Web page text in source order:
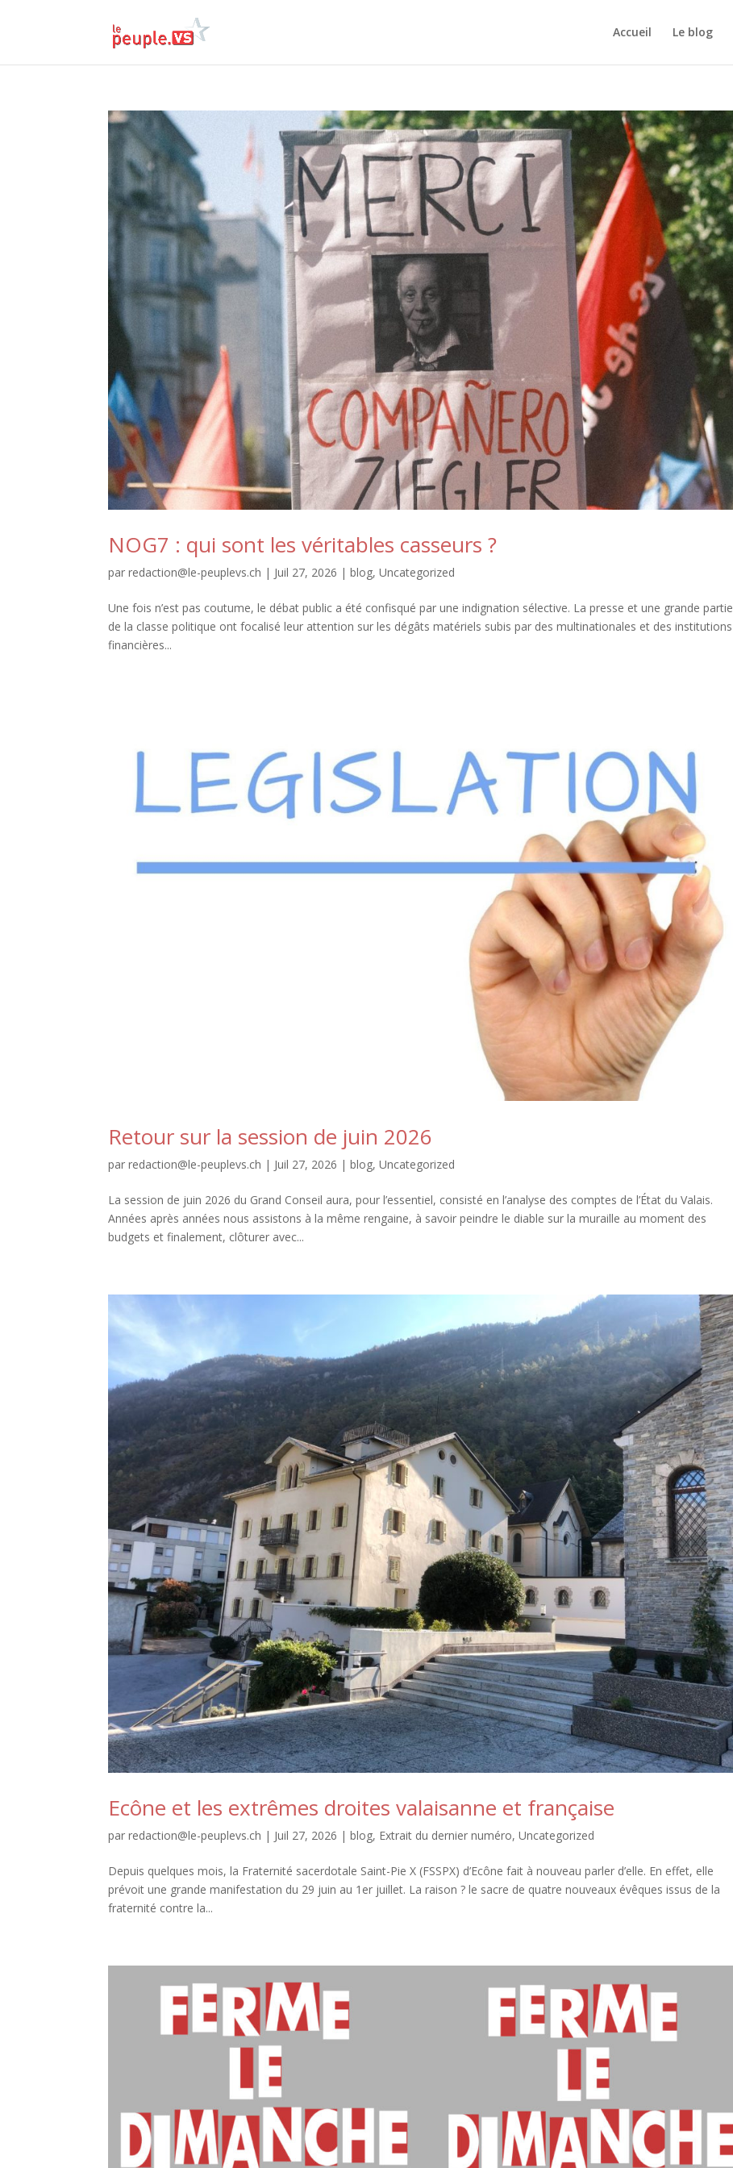
Accueil Le blog
NOG7 : qui sont les véritables casseurs ?
parredaction@le-peuplevs.ch | Juil 27, 2026 |blog,Uncategorized
Une fois n’est pas coutume, le débat public a été confisqué par une indignation sélective. La presse et une grande partie
de la classe politique ont focalisé leur attention sur les dégâts matériels subis par des multinationales et des institutions
financières...
Retour sur la session de juin 2026
parredaction@le-peuplevs.ch | Juil 27, 2026 |blog,Uncategorized
La session de juin 2026 du Grand Conseil aura, pour l’essentiel, consisté en l’analyse des comptes de l’État du Valais.
Années après années nous assistons à la même rengaine, à savoir peindre le diable sur la muraille au moment des
budgets et finalement, clôturer avec...
Ecône et les extrêmes droites valaisanne et française
parredaction@le-peuplevs.ch | Juil 27, 2026 |blog, Extrait du dernier numéro,Uncategorized
Depuis quelques mois, la Fraternité sacerdotale Saint-Pie X (FSSPX) d’Ecône fait à nouveau parler d’elle. En effet, elle
prévoit une grande manifestation du 29 juin au 1er juillet. La raison ? le sacre de quatre nouveaux évêques issus de la
fraternité contre la...